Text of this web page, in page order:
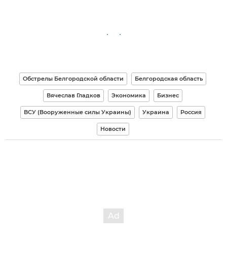
Обстрелы Белгородской области Белгородская область
Вячеслав Гладков Экономика Бизнес
ВСУ (Вооруженные силы Украины) Украина Россия
Новости